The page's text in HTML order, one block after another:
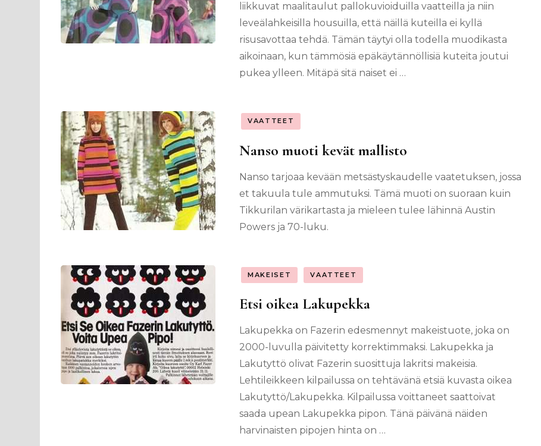
liikkuvat maalitaulut pallokuvioiduilla vaatteilla ja niin
leveälahkeisilla housuilla, että näillä kuteilla ei kyllä
risusavottaa tehdä. Tämän täytyi olla todella muodikasta
aikoinaan, kun tämmösiä epäkäytännöllisiä kuteita joutui
pukea ylleen. Mitäpä sitä naiset ei …
VAATTEET
Nanso muoti kevät mallisto
Nanso tarjoaa kevään metsästyskaudelle vaatetuksen, jossa
et takuula tule ammutuksi. Tämä muoti on suoraan kuin
Tikkurilan värikartasta ja mieleen tulee lähinnä Austin
Powers ja 70-luku.
MAKEISET VAATTEET
Etsi oikea Lakupekka
Lakupekka on Fazerin edesmennyt makeistuote, joka on
2000-luvulla päivitetty korrektimmaksi. Lakupekka ja
Lakutyttö olivat Fazerin suosittuja lakritsi makeisia.
Lehtileikkeen kilpailussa on tehtävänä etsiä kuvasta oikea
Lakutyttö/Lakupekka. Kilpailussa voittaneet saattoivat
saada upean Lakupekka pipon. Tänä päivänä näiden
harvinaisten pipojen hinta on …